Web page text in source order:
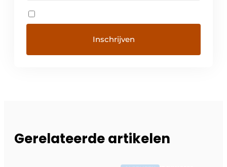
Gerelateerde artikelen